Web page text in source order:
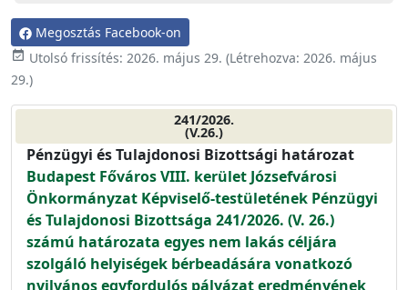
Megosztás Facebook-on
event_available Utolsó frissítés: 2026. május 29. (Létrehozva: 2026. május
29.)
241/2026.
(V.26.)
Pénzügyi és Tulajdonosi Bizottsági határozat
Budapest Főváros VIII. kerület Józsefvárosi
Önkormányzat Képviselő-testületének Pénzügyi
és Tulajdonosi Bizottsága 241/2026. (V. 26.)
számú határozata egyes nem lakás céljára
szolgáló helyiségek bérbeadására vonatkozó
nyilvános egyfordulós pályázat eredményének